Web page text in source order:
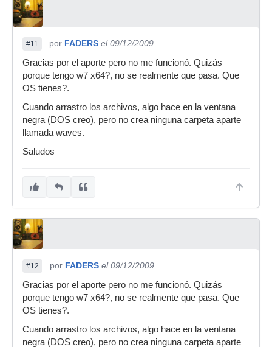
#11 por FADERS el 09/12/2009
Gracias por el aporte pero no me funcionó. Quizás
porque tengo w7 x64?, no se realmente que pasa. Que
OS tienes?.
Cuando arrastro los archivos, algo hace en la ventana
negra (DOS creo), pero no crea ninguna carpeta aparte
llamada waves.
Saludos
#12 por FADERS el 09/12/2009
Gracias por el aporte pero no me funcionó. Quizás
porque tengo w7 x64?, no se realmente que pasa. Que
OS tienes?.
Cuando arrastro los archivos, algo hace en la ventana
negra (DOS creo), pero no crea ninguna carpeta aparte